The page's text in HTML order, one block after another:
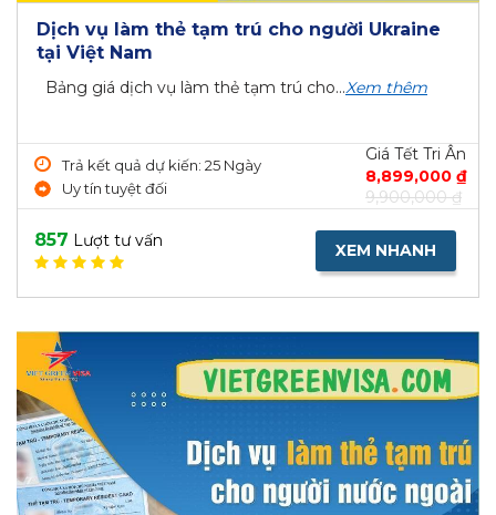
Dịch vụ làm thẻ tạm trú cho người Ukraine
tại Việt Nam
Bảng giá dịch vụ làm thẻ tạm trú cho...Xem thêm
Trả kết quả dự kiến: 25 Ngày
Uy tín tuyệt đối
Giá Tết Tri Ân
8,899,000 ₫
9,900,000 ₫
857 Lượt tư vấn XEM NHANH